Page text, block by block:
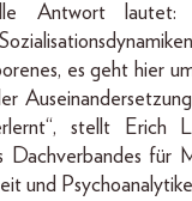
Antwort
es geht hier
stellt Erich
Dachverbandes für
und